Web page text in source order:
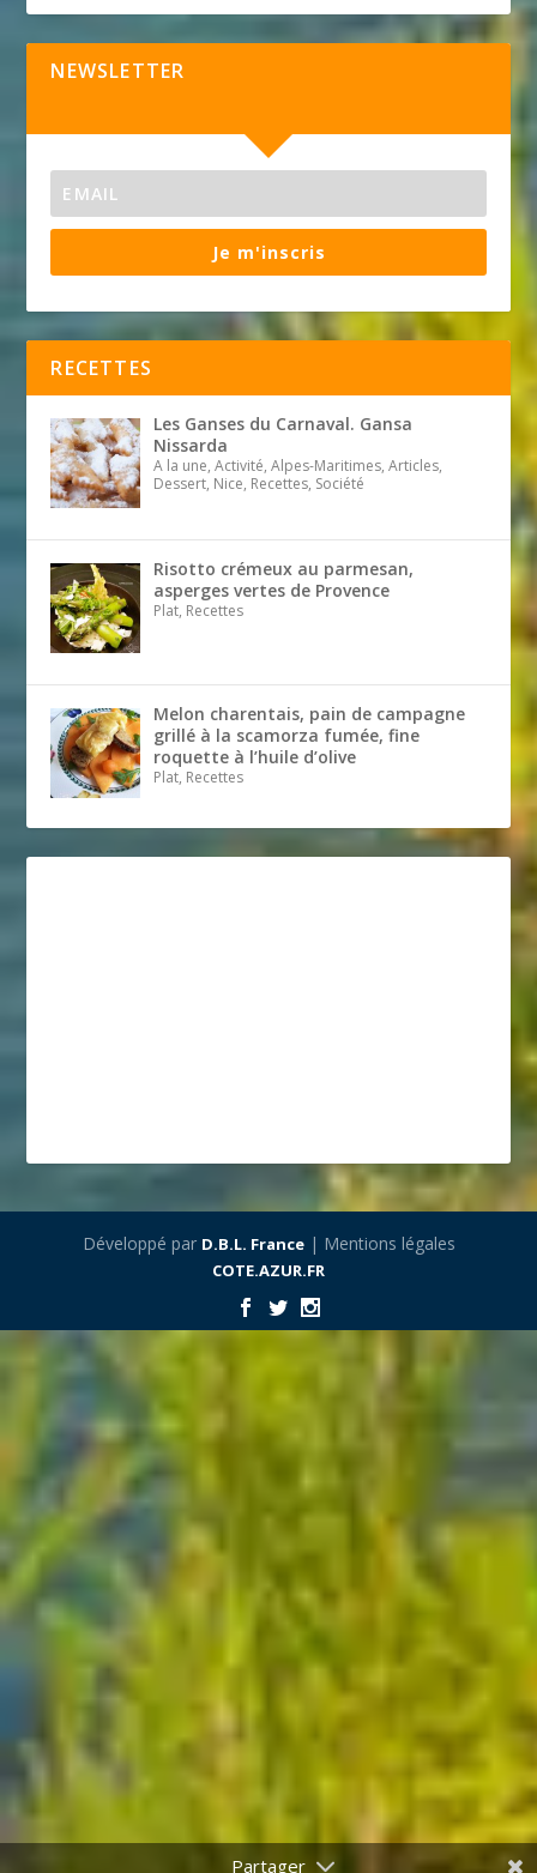
NEWSLETTER
Je m'inscris
RECETTES
Les Ganses du Carnaval. Gansa
Nissarda
A la une, Activité, Alpes-Maritimes, Articles,
Dessert, Nice, Recettes, Société
Risotto crémeux au parmesan,
asperges vertes de Provence
Plat, Recettes
Melon charentais, pain de campagne
grillé à la scamorza fumée, fine
roquette à l’huile d’olive
Plat, Recettes
Développé par D.B.L. France| Mentions légales
COTE.AZUR.FR